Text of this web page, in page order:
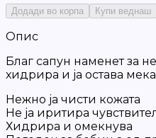
Додади во корпа Купи веднаш
Опис
Благ сапун наменет за
хидрира и ја остава
Нежно ја чисти кожата
Не ја иритира
Хидрира и омекнува